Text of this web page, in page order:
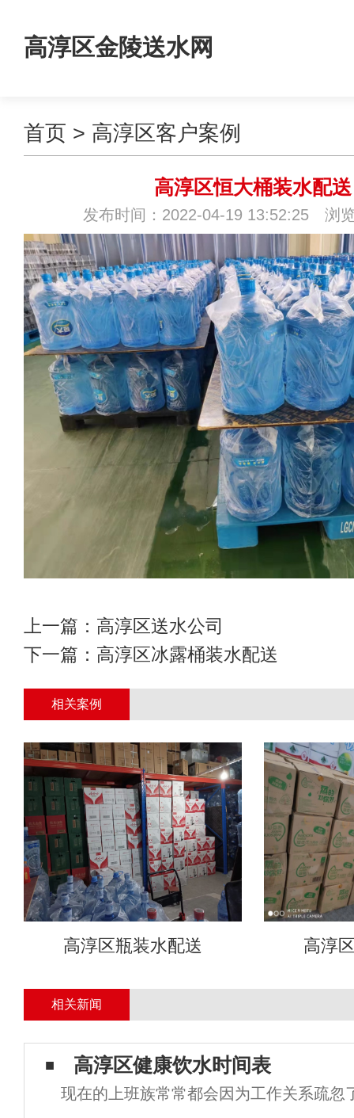
高淳区金陵送水网
首页 > 高淳区客户案例
高淳区恒大桶装水配送
发布时间：2022-04-19 13:52:25 浏
上一篇： 高淳区送水公司
下一篇： 高淳区冰露桶装水配送
相关案例
高淳区瓶装水配送 高淳
相关新闻
高淳区健康饮水时间表
现在的上班族常常都会因为工作关系疏忽